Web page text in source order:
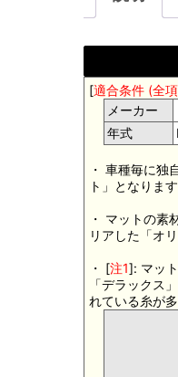
[適合条件 (全
メーカー
年式
・ 車種毎に独
ト」となります
・ マットの素
リアした「オ
・ [注1]: マッ
「デラックス
れている糸が